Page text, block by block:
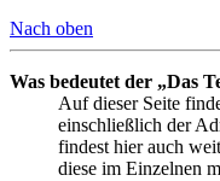
Nach oben
Was bedeutet der „Das
Auf dieser Seite
einschließlich der
findest hier auch
diese im Einzelnen